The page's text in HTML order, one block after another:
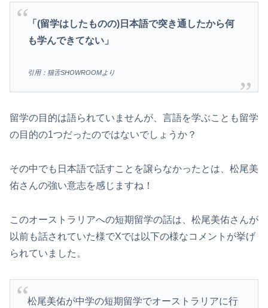
「(留学はしたものの)日本語で突き通したから何
も学んできてない」
引用：猫舌SHOWROOMより
留学の目的は語られていませんが、言語を学ぶことも留学
の目的の1つだったのではないでしょうか？
その中でも日本語で話すことを譲らなかったとは、松尾美
佑さんの強い意志を感じますね！
このオーストラリアへの短期留学の話は、松尾美佑さんが
以前も話されていた様でXでは以下の様なコメントが挙げ
られていました。
松尾美佑が中学の短期留学でオーストラリアに行